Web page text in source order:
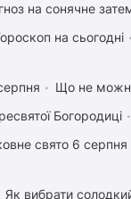
на сонячне
на сьогодні
Що не
Богородиці
свято 6 серпня
Як вибрати